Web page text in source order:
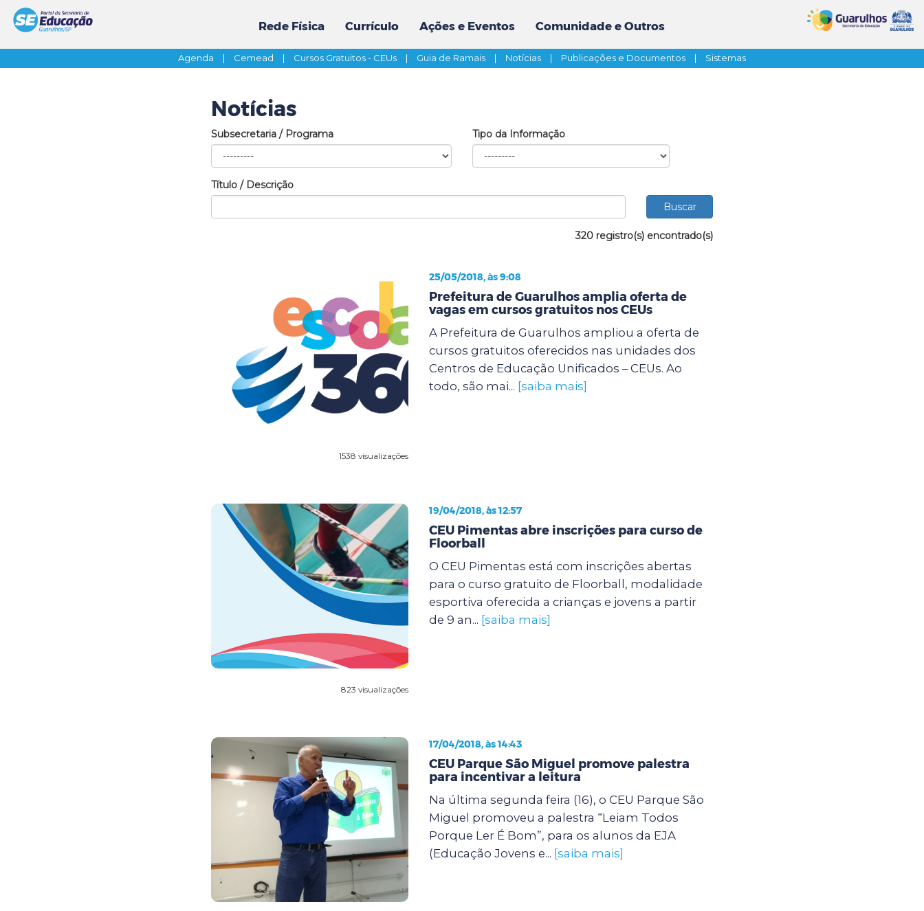
Rede Física Currículo Ações e Eventos Comunidade e Outros
Agenda | Cemead | Cursos Gratuitos - CEUs | Guia de Ramais | Notícias | Publicações e Documentos | Sistemas
Notícias
Subsecretaria / Programa Tipo da Informação
Título / Descrição
320 registro(s) encontrado(s)
1538 visualizações
25/05/2018, às 9:08
Prefeitura de Guarulhos amplia oferta de
vagas em cursos gratuitos nos CEUs
A Prefeitura de Guarulhos ampliou a oferta de
cursos gratuitos oferecidos nas unidades dos
Centros de Educação Unificados – CEUs. Ao
todo, são mai... [saiba mais]
823 visualizações
19/04/2018, às 12:57
CEU Pimentas abre inscrições para curso de
Floorball
O CEU Pimentas está com inscrições abertas
para o curso gratuito de Floorball, modalidade
esportiva oferecida a crianças e jovens a partir
de 9 an... [saiba mais]
17/04/2018, às 14:43
CEU Parque São Miguel promove palestra
para incentivar a leitura
Na última segunda feira (16), o CEU Parque São
Miguel promoveu a palestra “Leiam Todos
Porque Ler É Bom”, para os alunos da EJA
(Educação Jovens e... [saiba mais]